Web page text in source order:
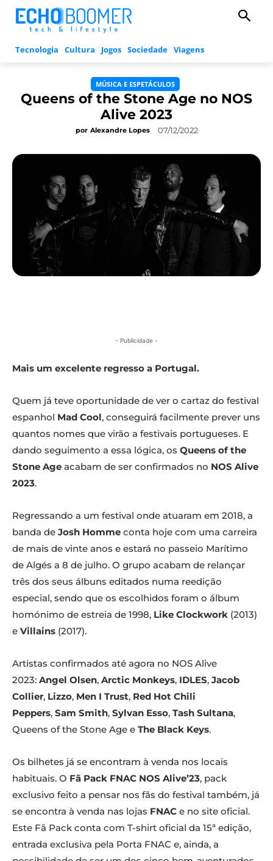
Tecnologia Cultura Jogos Sociedade Viagens
MÚSICA E ESPETÁCULOS
Queens of the Stone Age no NOS
Alive 2023
por Alexandre Lopes 07/12/2022
- Publicidade -
Mais um excelente regresso a Portugal.
Quem já teve oportunidade de ver o cartaz do festival
espanhol Mad Cool, conseguirá facilmente prever uns
quantos nomes que virão a festivais portugueses. E
dando seguimento a essa lógica, os Queens of the
Stone Age acabam de ser confirmados no NOS Alive
2023.
Regressando a um festival onde atuaram em 2018, a
banda de Josh Homme conta hoje com uma carreira
de mais de vinte anos e estará no passeio Marítimo
de Algés a 8 de julho. O grupo acabam de relançar
três dos seus álbuns editados numa reedição
especial, sendo que os escolhidos foram o álbum
homónimo de estreia de 1998, Like Clockwork (2013)
e Villains (2017).
Artistas confirmados até agora no NOS Alive
2023: Angel Olsen, Arctic Monkeys, IDLES, Jacob
Collier, Lizzo, Men I Trust, Red Hot Chili
Peppers, Sam Smith, Sylvan Esso, Tash Sultana,
Queens of the Stone Age e The Black Keys.
Os bilhetes já se encontram à venda nos locais
habituais. O Fã Pack FNAC NOS Alive’23, pack
exclusivo feito a pensar nos fãs do festival também, já
se encontra à venda nas lojas FNAC e no site oficial.
Este Fã Pack conta com T-shirt oficial da 15ª edição,
entrada exclusiva pela Porta FNAC e, ainda, a